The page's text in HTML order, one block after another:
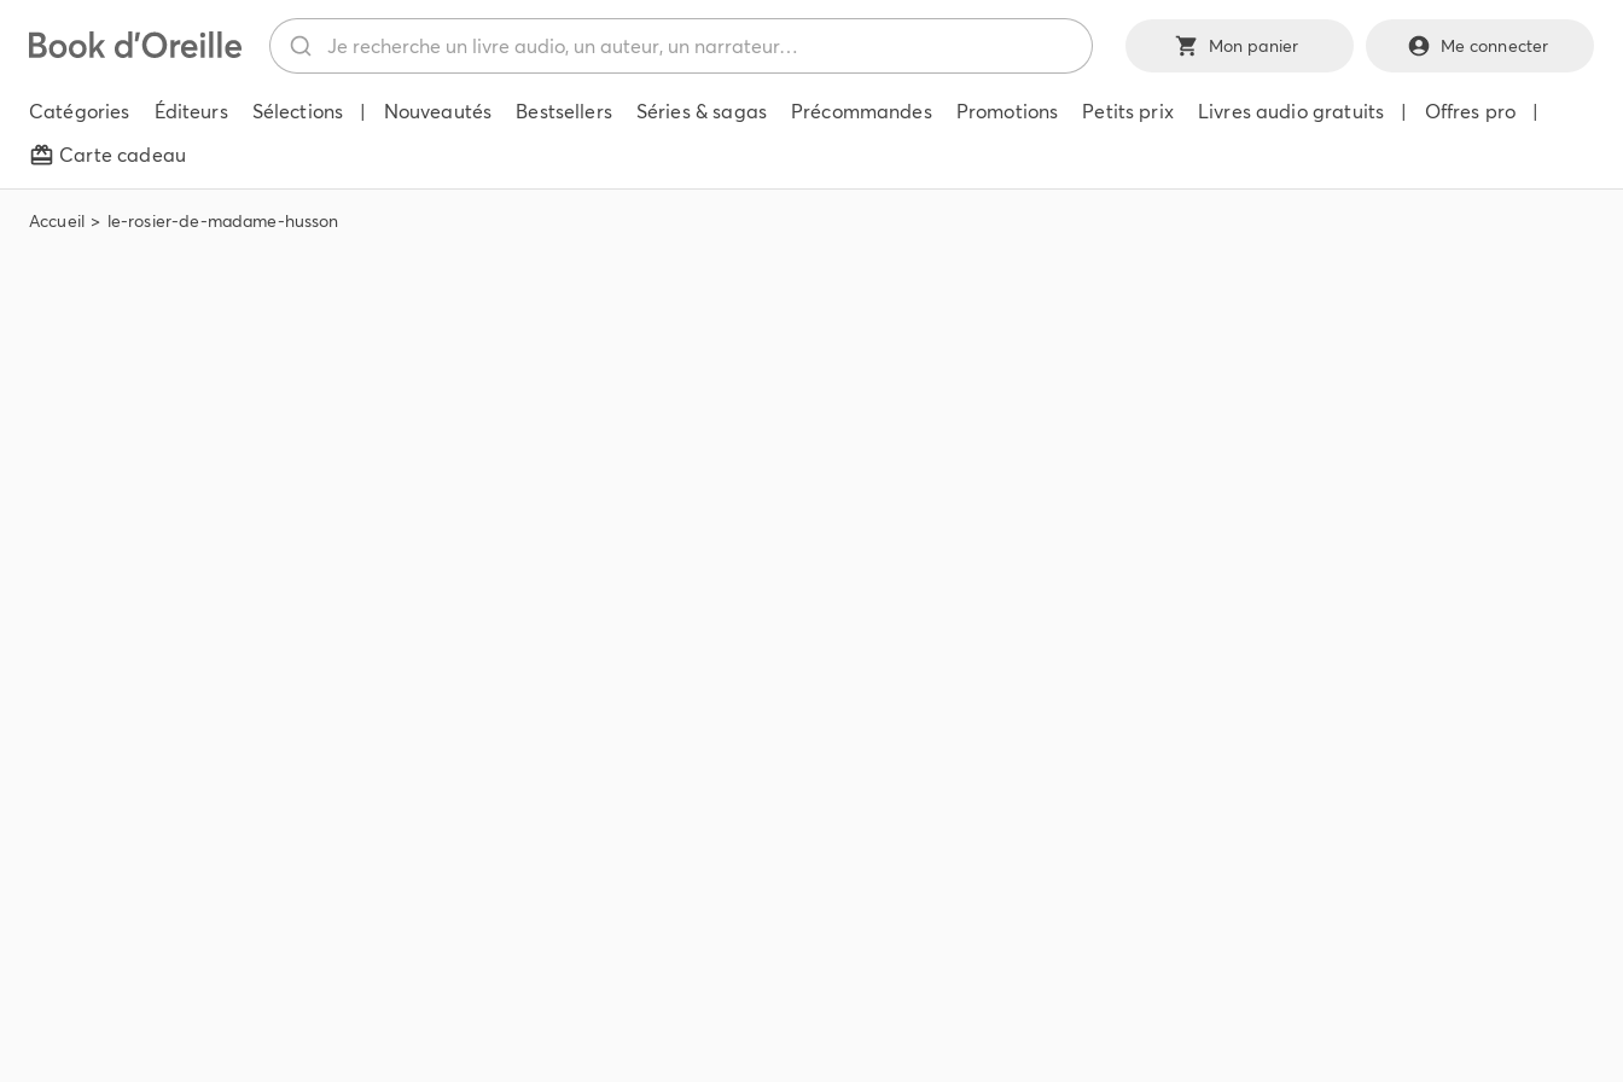
Mon panier Me connecter
Catégories Éditeurs Sélections | Nouveautés Bestsellers Séries & sagas Précommandes Promotions Petits prix Livres audio gratuits | Offres pro
|
Carte cadeau
Accueil le-rosier-de-madame-husson